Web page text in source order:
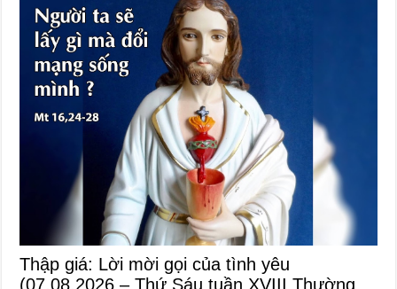
Thập giá: Lời mời gọi của tình yêu
(07.08.2026 – Thứ Sáu tuần XVIII Thường